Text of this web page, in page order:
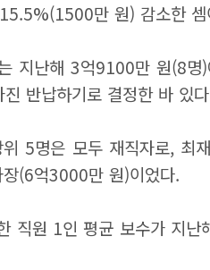
만 원) 감소한 셈
지난해 3억9100만 원(8
반납하기로 결정한 바 있
5명은 모두 재직자로,
(6억3000만 원)이었다.
직원 1인 평균 보수가 지